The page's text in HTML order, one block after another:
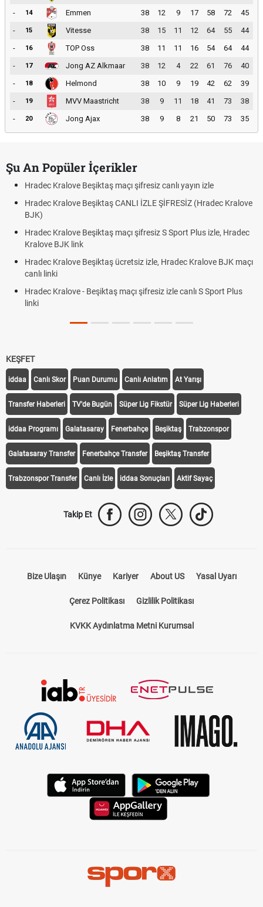
-
14 Emmen 38 12 9 17 58 72
45
-
15 Vitesse 38 15 11 12 64 55
44
-
16 TOP Oss 38 11 11 16 54 64
44
-
17 Jong AZ Alkmaar 38 12 4 22 61 76
40
-
18 Helmond 38 10 9 19 42 62
39
-
19 MVV Maastricht 38 9 11 18 41 73
38
-
20 Jong Ajax 38 9 8 21 50 73 35
Şu An Popüler İçerikler
Hradec Kralove Beşiktaş maçı şifresiz canlı yayın izle
Hradec Kralove Beşiktaş CANLI İZLE ŞİFRESİZ (Hradec Kralove
BJK)
Hradec Kralove Beşiktaş maçı şifresiz S Sport Plus izle, Hradec
Kralove BJK link
Hradec Kralove Beşiktaş ücretsiz izle, Hradec Kralove BJK maçı
canlı linki
Hradec Kralove - Beşiktaş maçı şifresiz izle canlı S Sport Plus
linki
KEŞFET
iddaa Canlı Skor Puan Durumu Canlı Anlatım At Yarışı
Transfer Haberleri TV'de Bugün Süper Lig Fikstür Süper Lig Haberleri
iddaa Programı Galatasaray Fenerbahçe Beşiktaş Trabzonspor
Galatasaray Transfer Fenerbahçe Transfer Beşiktaş Transfer
Trabzonspor Transfer Canlı İzle iddaa Sonuçları Aktif Sayaç
Takip Et
Bize Ulaşın Künye Kariyer About US Yasal Uyarı
Çerez Politikası Gizlilik Politikası
KVKK Aydınlatma Metni Kurumsal